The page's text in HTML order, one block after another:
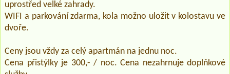
uprostřed velké zahrady.
WIFI a parkování zdarma, kola možno uložit v kolostavu ve
dvoře.
Ceny jsou vždy za celý apartmán na jednu noc.
Cena přistýlky je 300,- / noc. Cena nezahrnuje doplňkové